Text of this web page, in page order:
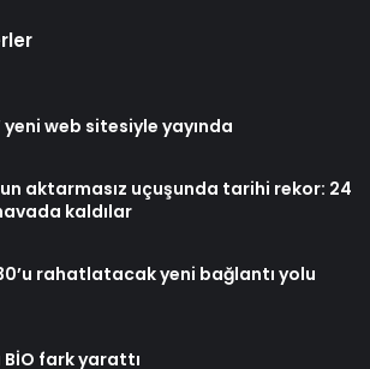
yeni web sitesiyle yayında
aktarmasız uçuşunda tarihi rekor: 24
kaldılar
rahatlatacak yeni bağlantı yolu
fark yarattı